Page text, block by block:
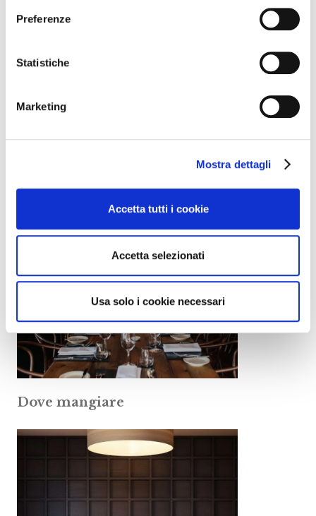
Preferenze
Statistiche
Marketing
Mostra dettagli
Accetta tutti i cookie
Accetta selezionati
Usa solo i cookie necessari
Cantine che sostengono il progetto
Dove mangiare